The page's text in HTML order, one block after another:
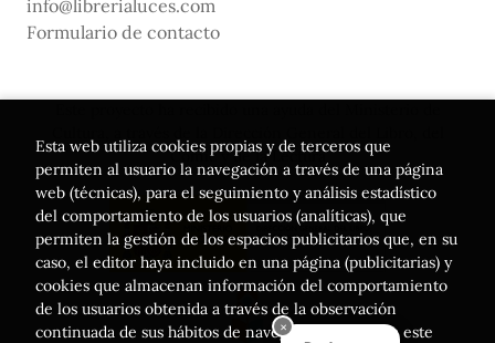
info@librerialuces.com
Formulario de contacto
Cómic y de la Lectura
Esta web utiliza cookies propias y de terceros que
permiten al usuario la navegación a través de una página
web (técnicas), para el seguimiento y análisis estadístico
del comportamiento de los usuarios (analíticas), que
permiten la gestión de los espacios publicitarios que, en su
caso, el editor haya incluido en una página (publicitarias) y
cookies que almacenan información del comportamiento
de los usuarios obtenida a través de la observación
continuada de sus hábitos de navegación. Si acepta este